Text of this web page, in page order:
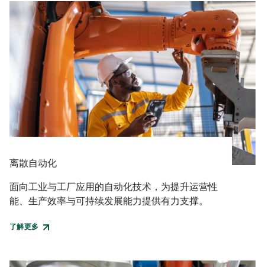
离散自动化
面向工业与工厂应用的自动化技术，为提升运营性
能、生产效率与可持续发展能力提供有力支撑。
了解更多